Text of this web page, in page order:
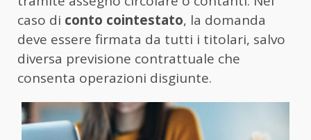
caso di conto cointestato, la domanda
deve essere firmata da tutti i titolari, salvo
diversa previsione contrattuale che
consenta operazioni disgiunte.